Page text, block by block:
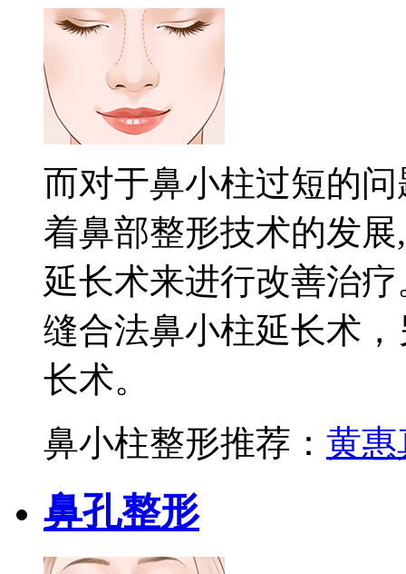
而对于鼻小柱过短的
着鼻部整形技术的发
延长术来进行改善治
缝合法鼻小柱延长术
长术。
鼻小柱整形推荐： 黄惠
鼻孔整形